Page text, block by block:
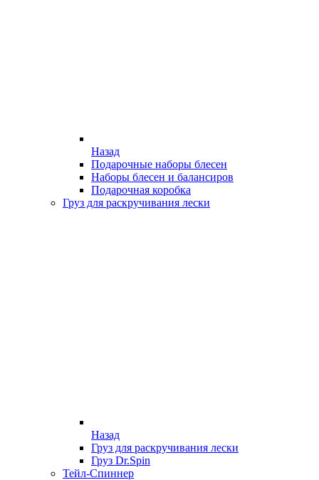
Назад
Подарочные наборы блесен
Наборы блесен и балансиров
Подарочная коробка
Груз для раскручивания лески
Назад
Груз для раскручивания лески
Груз Dr.Spin
Тейл-Спиннер